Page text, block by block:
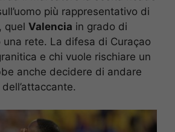
più rappresentativo di
quel Valencia in grado di
una rete. La difesa di Curaçao
e chi vuole rischiare un
anche decidere di andare